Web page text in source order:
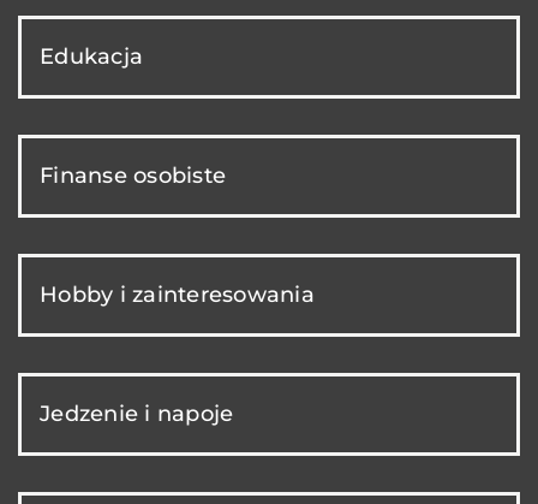
Edukacja
Finanse osobiste
Hobby i zainteresowania
Jedzenie i napoje